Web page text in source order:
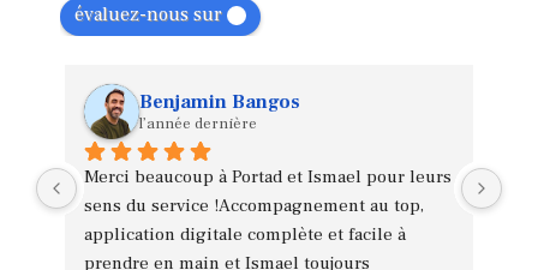
évaluez-nous sur
Benjamin Bangos
l’année dernière
Merci beaucoup à Portad et Ismael pour leurs
sens du service !Accompagnement au top,
application digitale complète et facile à
prendre en main et Ismael toujours